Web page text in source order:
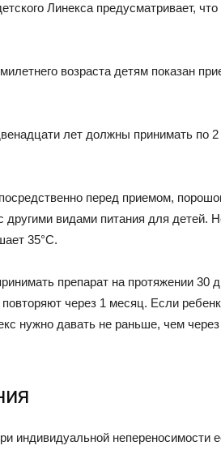
Линекса предусматривает,
возраста детям показан
лет должны принимать по
перед приемом,
другими видами питания для детей.
35°С.
препарат на протяжении 30
через 1 месяц. Если
нужно давать не раньше, чем
индивидуальной непереносимости